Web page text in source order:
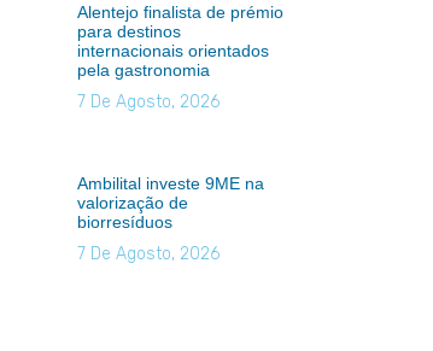
Alentejo finalista de prémio
para destinos
internacionais orientados
pela gastronomia
7 De Agosto, 2026
Ambilital investe 9ME na
valorização de
biorresíduos
7 De Agosto, 2026